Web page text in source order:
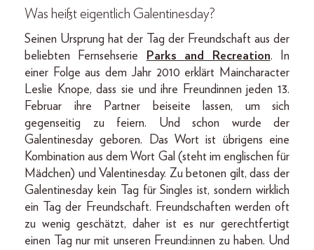
Was heißt eigentlich Galentinesday?
Seinen Ursprung hat der Tag der Freundschaft aus der
beliebten Fernsehserie
Parks and Recreation. In
einer Folge aus dem Jahr 2010 erklärt Maincharacter
Leslie Knope, dass sie und ihre Freundinnen jeden 13.
Februar ihre Partner beiseite lassen, um sich
gegenseitig zu feiern. Und schon wurde der
Galentinesday geboren. Das Wort ist übrigens eine
Kombination aus dem Wort Gal (steht im englischen für
Mädchen) und Valentinesday. Zu betonen gilt, dass der
Galentinesday kein Tag für Singles ist, sondern wirklich
ein Tag der Freundschaft. Freundschaften werden oft
zu wenig geschätzt, daher ist es nur gerechtfertigt
einen Tag nur mit unseren Freund:innen zu haben. Und